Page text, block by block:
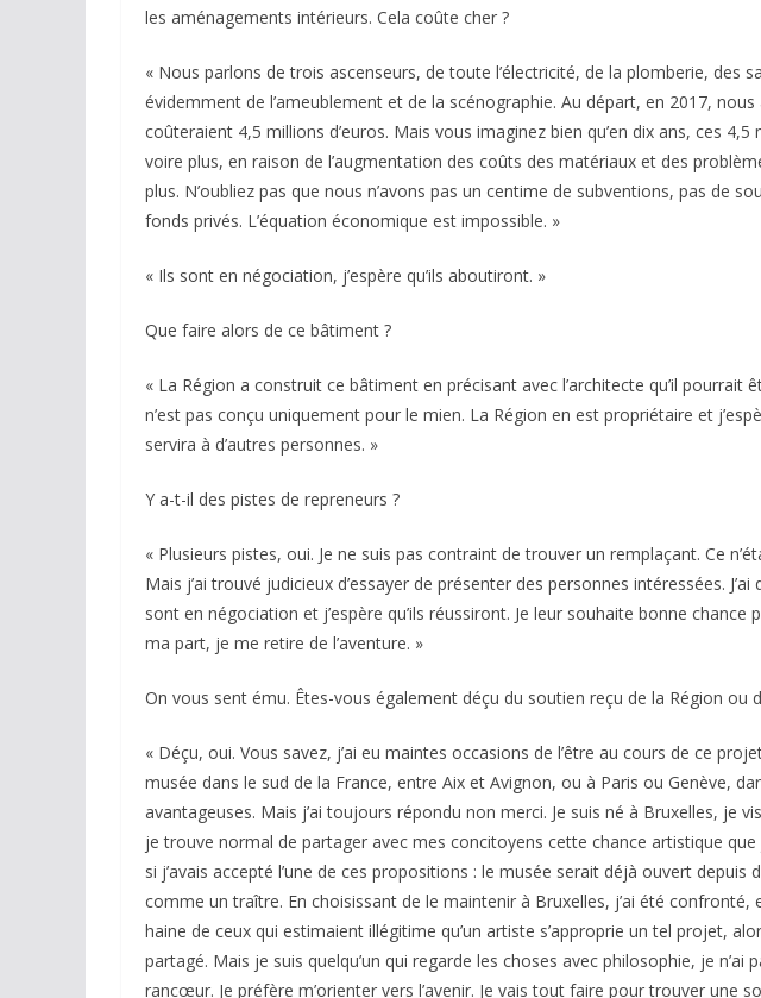
les aménagements intérieurs. Cela coûte cher ?
« Nous parlons de trois ascenseurs, de toute l’électricité, de la plomberie, des
évidemment de l’ameublement et de la scénographie. Au départ, en 2017,
coûteraient 4,5 millions d’euros. Mais vous imaginez bien qu’en dix ans, ces
voire plus, en raison de l’augmentation des coûts des matériaux et des
plus. N’oubliez pas que nous n’avons pas un centime de subventions, pas de
fonds privés. L’équation économique est impossible. »
« Ils sont en négociation, j’espère qu’ils aboutiront. »
Que faire alors de ce bâtiment ?
« La Région a construit ce bâtiment en précisant avec l’architecte qu’il pourrait
n’est pas conçu uniquement pour le mien. La Région en est propriétaire et
servira à d’autres personnes. »
Y a-t-il des pistes de repreneurs ?
« Plusieurs pistes, oui. Je ne suis pas contraint de trouver un remplaçant. Ce
Mais j’ai trouvé judicieux d’essayer de présenter des personnes intéressées.
sont en négociation et j’espère qu’ils réussiront. Je leur souhaite bonne
ma part, je me retire de l’aventure. »
On vous sent ému. Êtes-vous également déçu du soutien reçu de la Région ou
« Déçu, oui. Vous savez, j’ai eu maintes occasions de l’être au cours de ce
musée dans le sud de la France, entre Aix et Avignon, ou à Paris ou Genève,
avantageuses. Mais j’ai toujours répondu non merci. Je suis né à Bruxelles, je
je trouve normal de partager avec mes concitoyens cette chance artistique que
si j’avais accepté l’une de ces propositions : le musée serait déjà ouvert depuis
comme un traître. En choisissant de le maintenir à Bruxelles, j’ai été confronté,
haine de ceux qui estimaient illégitime qu’un artiste s’approprie un tel projet,
partagé. Mais je suis quelqu’un qui regarde les choses avec philosophie, je n’ai
rancœur. Je préfère m’orienter vers l’avenir. Je vais tout faire pour trouver une